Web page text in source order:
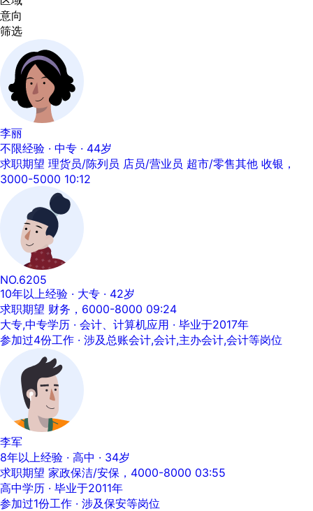
意向
筛选
李丽
不限经验 · 中专 · 44岁
求职期望 理货员/陈列员 店员/营业员 超市/零售其他 收银，
3000-5000 10:12
NO.6205
10年以上经验 · 大专 · 42岁
求职期望 财务，6000-8000 09:24
大专,中专学历 · 会计、计算机应用 · 毕业于2017年
参加过4份工作 · 涉及总账会计,会计,主办会计,会计等岗位
李军
8年以上经验 · 高中 · 34岁
求职期望 家政保洁/安保，4000-8000 03:55
高中学历 · 毕业于2011年
参加过1份工作 · 涉及保安等岗位